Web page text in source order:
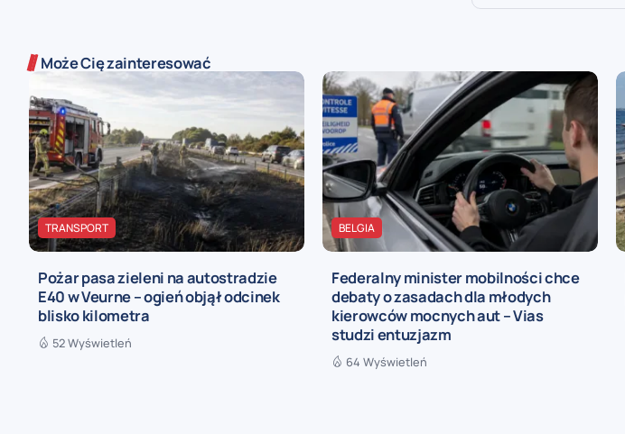
Może Cię zainteresować
TRANSPORT
Pożar pasa zieleni na autostradzie
E40 w Veurne – ogień objął odcinek
blisko kilometra
52 Wyświetleń
BELGIA
Federalny minister mobilności chce
debaty o zasadach dla młodych
kierowców mocnych aut – Vias
studzi entuzjazm
64 Wyświetleń